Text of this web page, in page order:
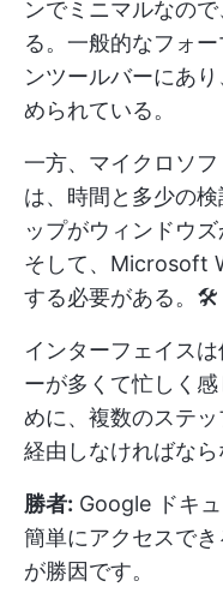
ンでミニマルなの
る。一般的なフォ
ンツールバーにあ
められている。
一方、マイクロソ
は、時間と多少の
ップがウィンドウ
そして、Microsoft
する必要がある。🛠️
インターフェイス
ーが多くて忙しく
めに、複数のステ
経由しなければなら
勝者: Google ドキ
簡単にアクセスで
が勝因です。